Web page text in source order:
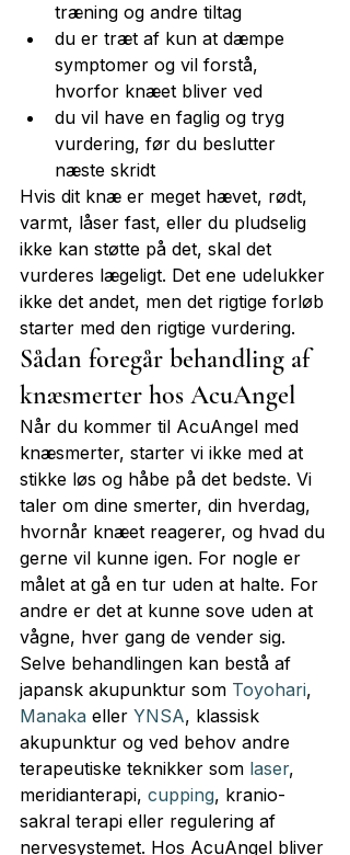
træning og andre tiltag
du er træt af kun at dæmpe
symptomer og vil forstå,
hvorfor knæet bliver ved
du vil have en faglig og tryg
vurdering, før du beslutter
næste skridt
Hvis dit knæ er meget hævet, rødt,
varmt, låser fast, eller du pludselig
ikke kan støtte på det, skal det
vurderes lægeligt. Det ene udelukker
ikke det andet, men det rigtige forløb
starter med den rigtige vurdering.
Sådan foregår behandling af
knæsmerter hos AcuAngel
Når du kommer til AcuAngel med
knæsmerter, starter vi ikke med at
stikke løs og håbe på det bedste. Vi
taler om dine smerter, din hverdag,
hvornår knæet reagerer, og hvad du
gerne vil kunne igen. For nogle er
målet at gå en tur uden at halte. For
andre er det at kunne sove uden at
vågne, hver gang de vender sig.
Selve behandlingen kan bestå af
japansk akupunktur som Toyohari,
Manaka eller YNSA, klassisk
akupunktur og ved behov andre
terapeutiske teknikker som laser,
meridianterapi, cupping, kranio-
sakral terapi eller regulering af
nervesystemet. Hos AcuAngel bliver